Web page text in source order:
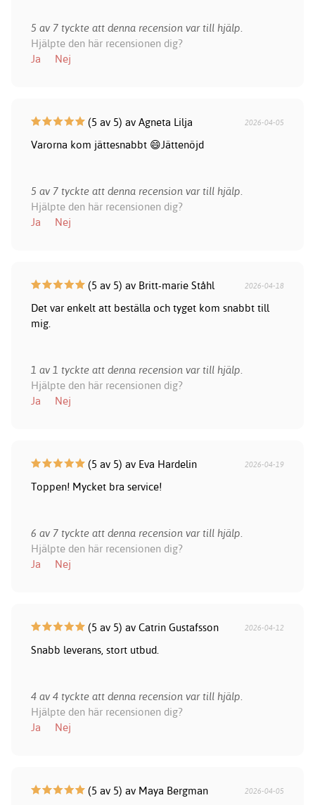
5 av 7 tyckte att denna recension var till hjälp.
Hjälpte den här recensionen dig?
Ja
Nej
(5 av 5) av Agneta Lilja 2026-04-05
Varorna kom jättesnabbt 😄Jättenöjd
5 av 7 tyckte att denna recension var till hjälp.
Hjälpte den här recensionen dig?
Ja
Nej
(5 av 5) av Britt-marie Ståhl 2026-04-18
Det var enkelt att beställa och tyget kom snabbt till
mig.
1 av 1 tyckte att denna recension var till hjälp.
Hjälpte den här recensionen dig?
Ja
Nej
(5 av 5) av Eva Hardelin 2026-04-19
Toppen! Mycket bra service!
6 av 7 tyckte att denna recension var till hjälp.
Hjälpte den här recensionen dig?
Ja
Nej
(5 av 5) av Catrin Gustafsson 2026-04-12
Snabb leverans, stort utbud.
4 av 4 tyckte att denna recension var till hjälp.
Hjälpte den här recensionen dig?
Ja
Nej
(5 av 5) av Maya Bergman 2026-04-05